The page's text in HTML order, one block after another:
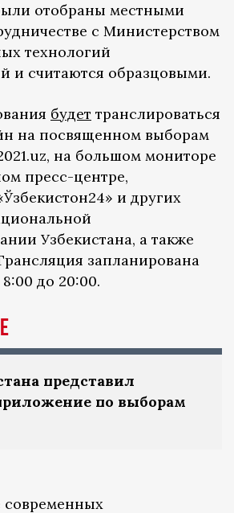
отобраны местными
с Министерством
технологий
и считаются образцовыми.
будет транслироваться
на посвященном выборам
на большом мониторе
пресс-центре,
и других
Узбекистана, а также
запланирована
до 20:00.
представил
по выборам
современных